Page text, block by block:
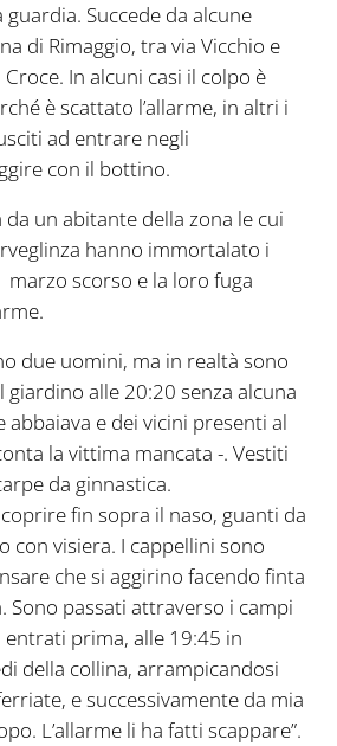
Succede da alcune
di Rimaggio, tra via Vicchio e
In alcuni casi il colpo è
è scattato l’allarme, in altri i
ad entrare negli
con il bottino.
un abitante della zona le cui
hanno immortalato i
marzo scorso e la loro fuga
due uomini, ma in realtà sono
alle 20:20 senza alcuna
abbaiava e dei vicini presenti al
la vittima mancata -. Vestiti
da ginnastica.
fin sopra il naso, guanti da
con visiera. I cappellini sono
che si aggirino facendo finta
Sono passati attraverso i campi
entrati prima, alle 19:45 in
della collina, arrampicandosi
e successivamente da mia
L’allarme li ha fatti scappare”.